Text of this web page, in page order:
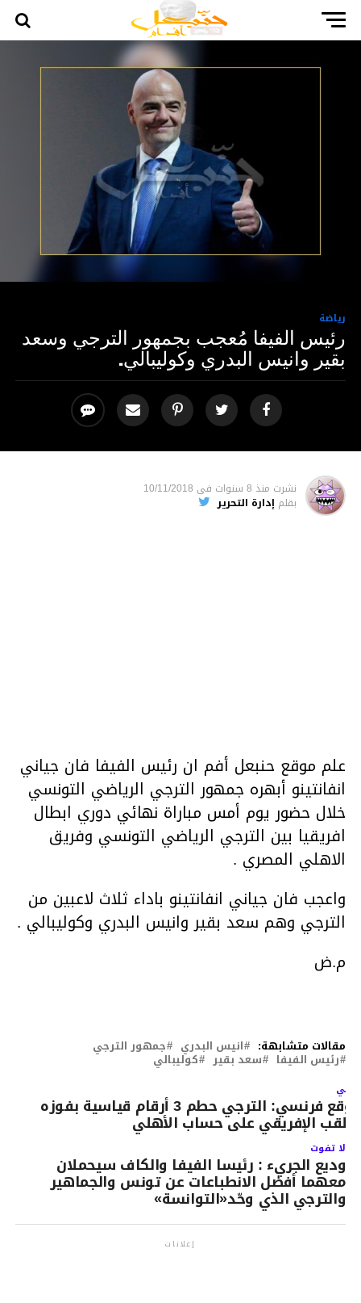
رياضة
رئيس الفيفا مُعجب بجمهور الترجي وسعد
بقير وانيس البدري وكوليبالي.
نشرت منذ 8 سنوات فى 10/11/2018
بقلم إدارة التحرير
علم موقع حنبعل أفم ان رئيس الفيفا فان جياني
انفانتينو أبهره جمهور الترجي الرياضي التونسي
خلال حضور يوم أمس مباراة نهائي دوري ابطال
افريقيا بين الترجي الرياضي التونسي وفريق
الاهلي المصري .
واعجب فان جياني انفانتينو باداء ثلاث لاعبين من
الترجي وهم سعد بقير وانيس البدري وكوليبالي .
م.ض
مقالات متشابهة: انيس البدري جمهور الترجي
رئيس الفيفا سعد بقير كوليبالي
موقع فرنسي: الترجي حطم 3 أرقام قياسية بفوزه
الإفريقي على حساب الأهلي
لا تفوت
وديع الجريء : رئيسا الفيفا والكاف سيحملان
معهما أفضل الانطباعات عن تونس والجماهير
والترجي الذي وحّد«التوانسة»
إعلانات